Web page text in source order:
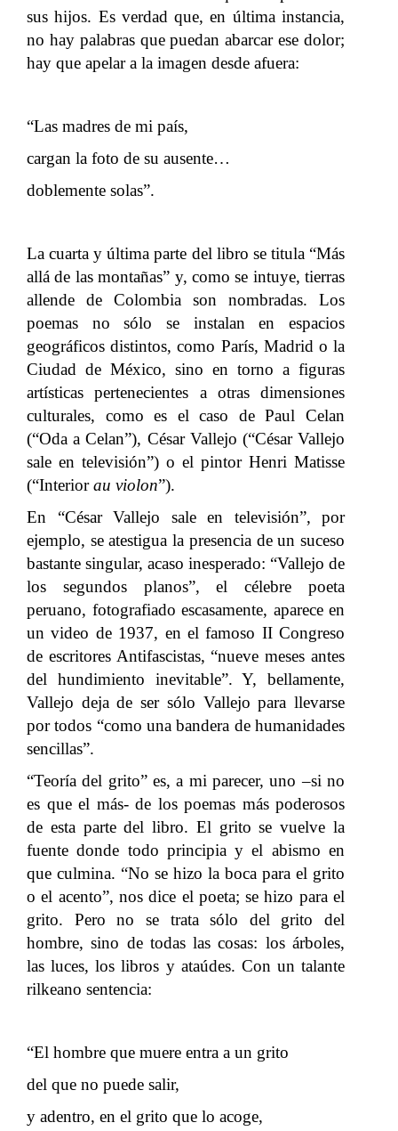
sus hijos. Es verdad que, en última instancia,
no hay palabras que puedan abarcar ese dolor;
hay que apelar a la imagen desde afuera:
“Las madres de mi país,
cargan la foto de su ausente…
doblemente solas”.
La cuarta y última parte del libro se titula “Más
allá de las montañas” y, como se intuye, tierras
allende de Colombia son nombradas. Los
poemas no sólo se instalan en espacios
geográficos distintos, como París, Madrid o la
Ciudad de México, sino en torno a figuras
artísticas pertenecientes a otras dimensiones
culturales, como es el caso de Paul Celan
(“Oda a Celan”), César Vallejo (“César Vallejo
sale en televisión”) o el pintor Henri Matisse
(“Interiorau violon”).
En “César Vallejo sale en televisión”, por
ejemplo, se atestigua la presencia de un suceso
bastante singular, acaso inesperado: “Vallejo de
los segundos planos”, el célebre poeta
peruano, fotografiado escasamente, aparece en
un video de 1937, en el famoso II Congreso
de escritores Antifascistas, “nueve meses antes
del hundimiento inevitable”. Y, bellamente,
Vallejo deja de ser sólo Vallejo para llevarse
por todos “como una bandera de humanidades
sencillas”.
“Teoría del grito” es, a mi parecer, uno –si no
es que el más- de los poemas más poderosos
de esta parte del libro. El grito se vuelve la
fuente donde todo principia y el abismo en
que culmina. “No se hizo la boca para el grito
o el acento”, nos dice el poeta; se hizo para el
grito. Pero no se trata sólo del grito del
hombre, sino de todas las cosas: los árboles,
las luces, los libros y ataúdes. Con un talante
rilkeano sentencia:
“El hombre que muere entra a un grito
del que no puede salir,
y adentro, en el grito que lo acoge,